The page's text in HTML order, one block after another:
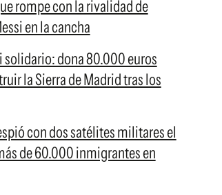
rompe con la rivalidad de
en la cancha
solidario: dona 80.000 euros
la Sierra de Madrid tras los
con dos satélites militares el
de 60.000 inmigrantes en